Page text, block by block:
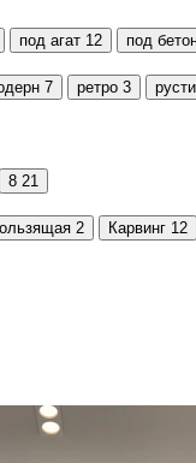
под агат 12 под
7 ретро 3
8 21
2 Карвинг 12